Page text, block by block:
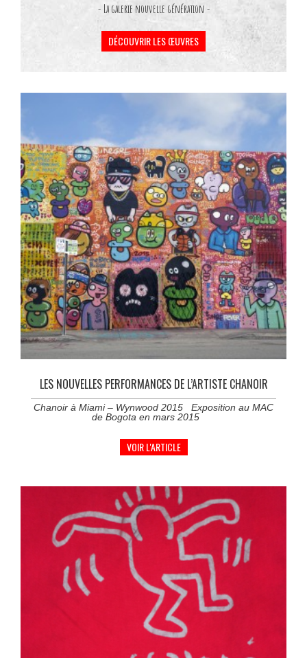
- La galerie nouvelle génération -
DÉCOUVRIR LES ŒUVRES
LES NOUVELLES PERFORMANCES DE L’ARTISTE CHANOIR
Chanoir à Miami – Wynwood 2015 Exposition au MAC
de Bogota en mars 2015
VOIR L'ARTICLE